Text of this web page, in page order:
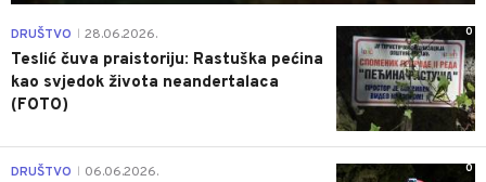
0
DRUŠTVO 28.06.2026.
Teslić čuva praistoriju: Rastuška pećina
kao svjedok života neandertalaca
(FOTO)
0
DRUŠTVO 06.06.2026.